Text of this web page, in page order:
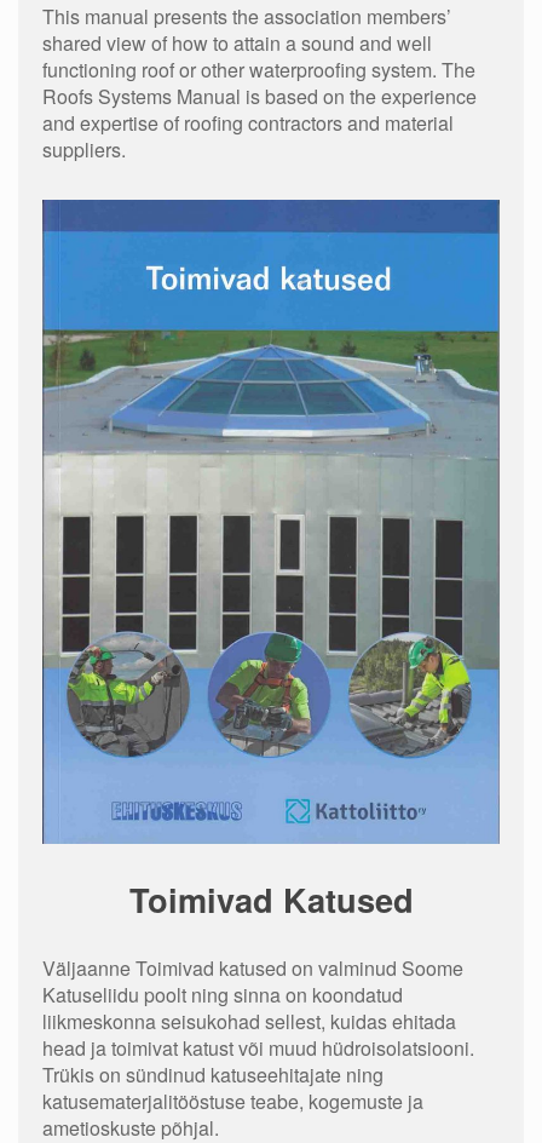
This manual presents the association members’
shared view of how to attain a sound and well
functioning roof or other waterproofing system. The
Roofs Systems Manual is based on the experience
and expertise of roofing contractors and material
suppliers.
Toimivad Katused
Väljaanne Toimivad katused on valminud Soome
Katuseliidu poolt ning sinna on koondatud
liikmeskonna seisukohad sellest, kuidas ehitada
head ja toimivat katust või muud hüdroisolatsiooni.
Trükis on sündinud katuseehitajate ning
katusematerjalitööstuse teabe, kogemuste ja
ametioskuste põhjal.